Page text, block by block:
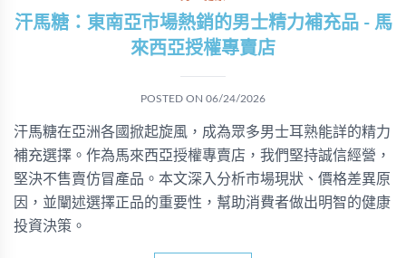
汗馬糖：東南亞市場熱銷的男士精力補充品 - 馬
來西亞授權專賣店
POSTED ON 06/24/2026
汗馬糖在亞洲各國掀起旋風，成為眾多男士耳熟能詳的精力
補充選擇。作為馬來西亞授權專賣店，我們堅持誠信經營，
堅決不售賣仿冒產品。本文深入分析市場現狀、價格差異原
因，並闡述選擇正品的重要性，幫助消費者做出明智的健康
投資決策。